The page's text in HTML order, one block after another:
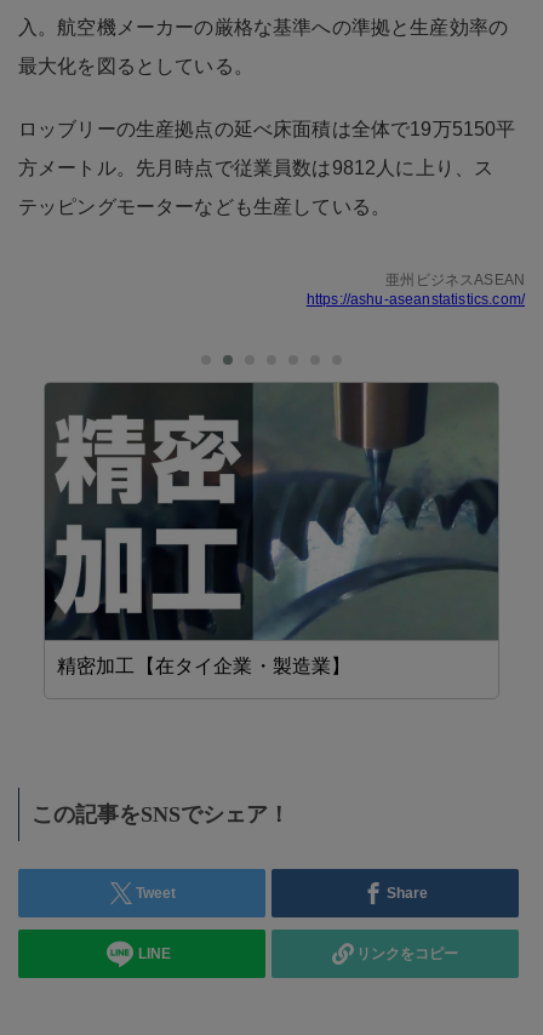
入。航空機メーカーの厳格な基準への準拠と生産効率の
最大化を図るとしている。
ロッブリーの生産拠点の延べ床面積は全体で19万5150平
方メートル。先月時点で従業員数は9812人に上り、ス
テッピングモーターなども生産している。
亜州ビジネスASEAN
https://ashu-aseanstatistics.com/
精密加工【在タイ企業・製造業】
この記事をSNSでシェア！
Tweet Share
LINE リンクをコピー